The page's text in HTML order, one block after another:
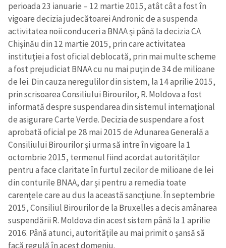
perioada 23 ianuarie – 12 martie 2015, atât cât a fost în
vigoare decizia judecătoarei Andronic de a suspenda
activitatea noii conduceri a BNAA şi până la decizia CA
Chişinău din 12 martie 2015, prin care activitatea
instituţiei a fost oficial deblocată, prin mai multe scheme
a fost prejudiciat BNAA cu nu mai puţin de 34 de milioane
de lei. Din cauza neregulilor din sistem, la 14 aprilie 2015,
prin scrisoarea Consiliului Birourilor, R. Moldova a fost
informată despre suspendarea din sistemul internaţional
de asigurare Carte Verde. Decizia de suspendare a fost
aprobată oficial pe 28 mai 2015 de Adunarea Generală a
Consiliului Birourilor şi urma să intre în vigoare la 1
octombrie 2015, termenul fiind acordat autorităţilor
pentru a face claritate în furtul zecilor de milioane de lei
din conturile BNAA, dar şi pentru a remedia toate
carenţele care au dus la această sancţiune. În septembrie
2015, Consiliul Birourilor de la Bruxelles a decis amânarea
suspendării R. Moldova din acest sistem până la 1 aprilie
2016. Până atunci, autorităţile au mai primit o şansă să
facă regulă în acest domeniu.